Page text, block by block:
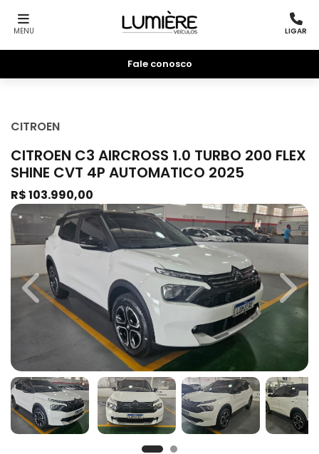
MENU LIGAR
Fale conosco
CITROEN
CITROEN C3 AIRCROSS 1.0 TURBO 200 FLEX
SHINE CVT 4P AUTOMATICO 2025
R$ 103.990,00
Previous Next